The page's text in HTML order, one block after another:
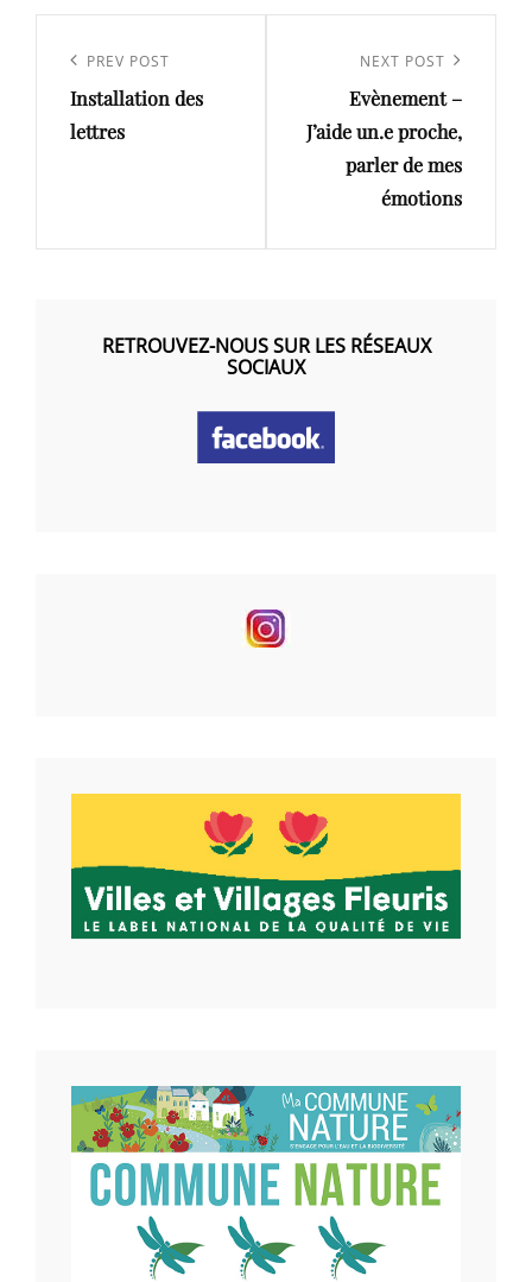
l’article
Previous
Post
PREV POST
Installation des
lettres
NEXT POST
Evènement –
J’aide un.e proche,
parler de mes
émotions
RETROUVEZ-NOUS SUR LES RÉSEAUX
SOCIAUX